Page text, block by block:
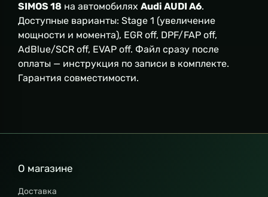
SIMOS 18 на автомобилях Audi AUDI A6.
Доступные варианты: Stage 1 (увеличение
мощности и момента), EGR off, DPF/FAP off,
AdBlue/SCR off, EVAP off. Файл сразу после
оплаты — инструкция по записи в комплекте.
Гарантия совместимости.
О магазине
Доставка